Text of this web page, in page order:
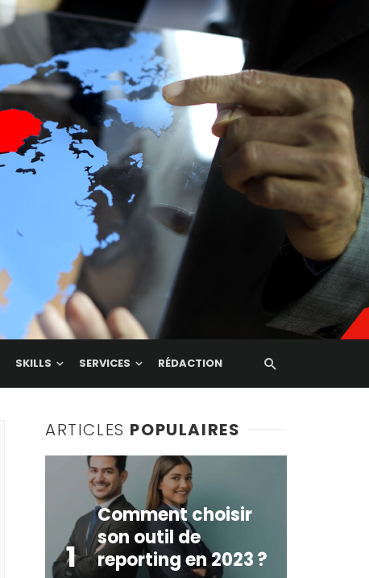
SKILLS SERVICES RÉDACTION
ARTICLES POPULAIRES
1
Comment choisir
son outil de
reporting en 2023 ?